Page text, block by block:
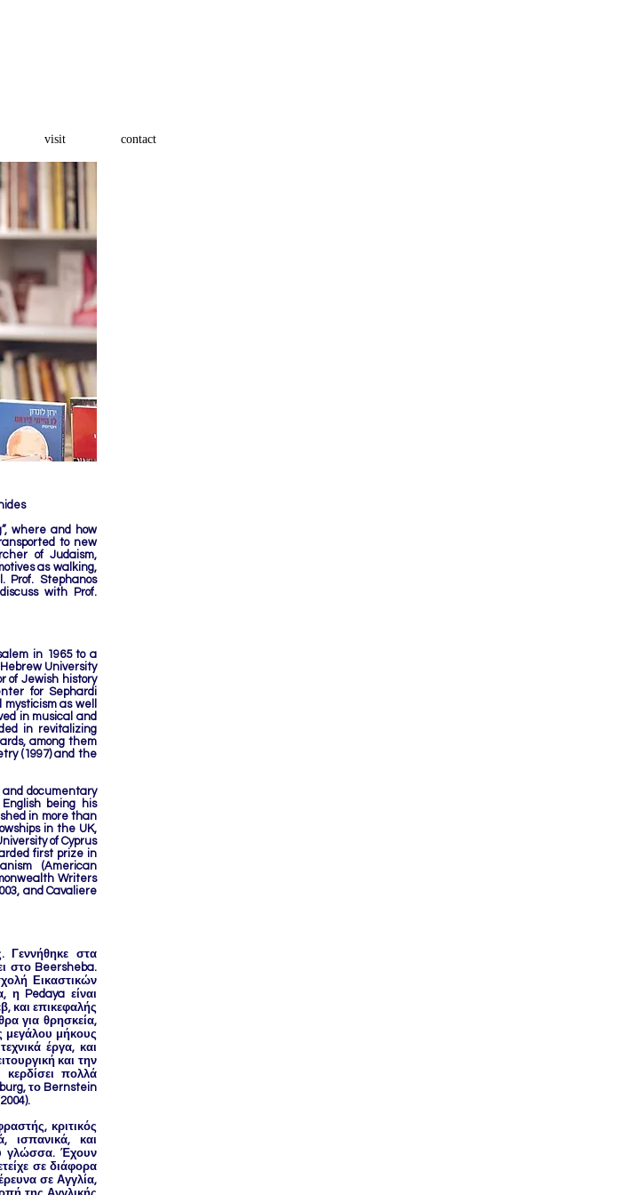
visit contact
where and how
to new
of Judaism,
as walking,
Prof. Stephanos
with Prof.
in 1965 to a
University
of Jewish history
for Sephardi
as well
in musical and
in revitalizing
among them
(1997) and the
documentary
being his
in more than
in the UK,
of Cyprus
first prize in
(American
Writers
and Cavaliere
Γεννήθηκε στα
στο Beersheba.
Εικαστικών
η Pedaya είναι
και επικεφαλής
για θρησκεία,
μεγάλου μήκους
έργα, και
και την
πολλά
το Bernstein
κριτικός
ισπανικά, και
γλώσσα. Έχουν
σε διάφορα
σε Αγγλία,